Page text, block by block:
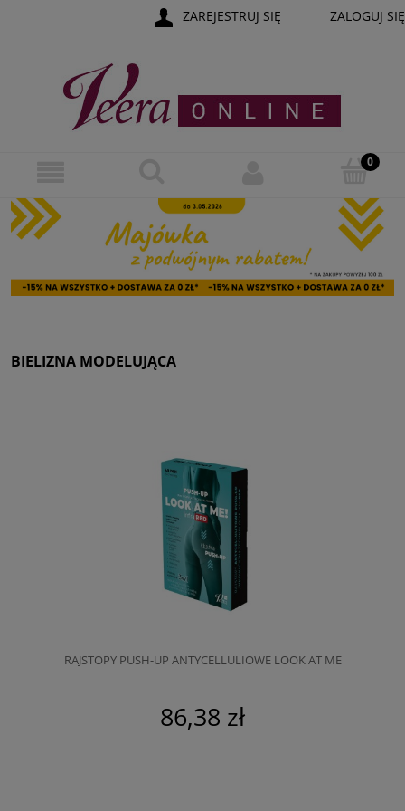
ZAREJESTRUJ SIĘ ZALOGUJ SIĘ
BIELIZNA MODELUJĄCA
RAJSTOPY PUSH-UP ANTYCELLULIOWE LOOK AT ME
86,38 zł